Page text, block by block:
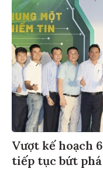
Vượt kế hoạch
tiếp tục bứt phá